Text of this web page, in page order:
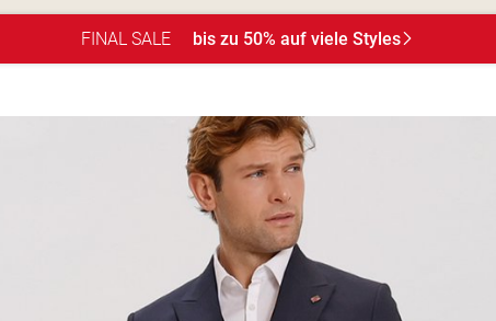
FINAL SALE bis zu 50% auf viele Styles